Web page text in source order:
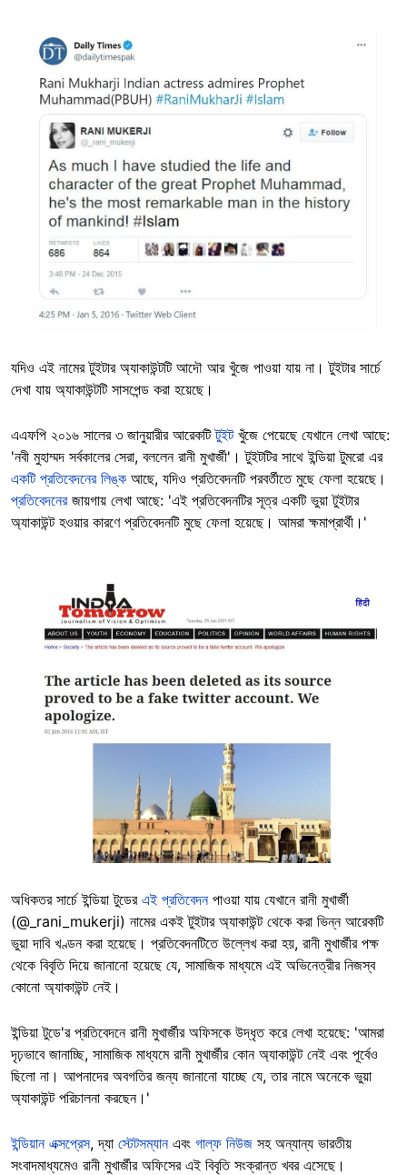
Image
যদিও এই নামের টুইটার অ্যাকাউন্টটি আদৌ আর খুঁজে পাওয়া যায় না। টুইটার সার্চে
দেখা যায় অ্যাকাউন্টটি সাসপেন্ড করা হয়েছে।
এএফপি ২০১৬ সালের ৩ জানুয়ারীর আরেকটিটুইটখুঁজে পেয়েছে যেখানে লেখা আছে:
'নবী মুহাম্মদ সর্বকালের সেরা, বললেন রানী মুখার্জী'। টুইটটির সাথে ইন্ডিয়া টুমরো এর
একটি প্রতিবেদনের লিঙ্ক আছে, যদিও প্রতিবেদনটি পরবর্তীতে মুছে ফেলা হয়েছে।
প্রতিবেদনেরজায়গায় লেখা আছে: 'এই প্রতিবেদনটির সূত্র একটি ভুয়া টুইটার
অ্যাকাউন্ট হওয়ার কারণে প্রতিবেদনটি মুছে ফেলা হয়েছে। আমরা ক্ষমাপ্রার্থী।'
অধিকতর সার্চে ইন্ডিয়া টুডের এই প্রতিবেদন পাওয়া যায় যেখানে রানী মুখার্জী
(@_rani_mukerji) নামের একই টুইটার অ্যাকাউন্ট থেকে করা ভিন্ন আরেকটি
ভুয়া দাবি খণ্ডন করা হয়েছে। প্রতিবেদনটিতে উল্লেখ করা হয়, রানী মুখার্জীর পক্ষ
থেকে বিবৃতি দিয়ে জানানো হয়েছে যে, সামাজিক মাধ্যমে এই অভিনেত্রীর নিজস্ব
কোনো অ্যাকাউন্ট নেই।
ইন্ডিয়া টুডে'র প্রতিবেদনে রানী মুখার্জীর অফিসকে উদ্ধৃত করে লেখা হয়েছে: 'আমরা
দৃঢ়ভাবে জানাচ্ছি, সামাজিক মাধ্যমে রানী মুখার্জীর কোন অ্যাকাউন্ট নেই এবং পূর্বেও
ছিলো না। আপনাদের অবগতির জন্য জানানো যাচ্ছে যে, তার নামে অনেকে ভুয়া
অ্যাকাউন্ট পরিচালনা করছেন।'
ইন্ডিয়ান এক্সপ্রেস, দ্যা স্টেটসম্যানএবং গাল্ফ নিউজ সহ অন্যান্য ভারতীয়
সংবাদমাধ্যমেও রানী মুখার্জীর অফিসের এই বিবৃতি সংক্রান্ত খবর এসেছে।